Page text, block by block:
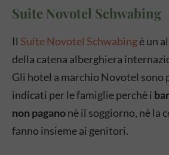
Suite Novotel Schwabing
Il Suite Novotel Schwabingè un
della catena alberghiera
Gli hotel a marchio Novotel
indicati per le famiglie perchè i
non paganonè il soggiorno, nè la
fanno insieme ai genitori.